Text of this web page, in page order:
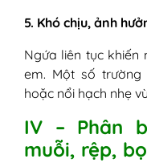
5. Khó chịu, ảnh
Ngứa liên tục
em. Một số
hoặc nổi hạch nhẹ
IV – Phân
muỗi, rệp,